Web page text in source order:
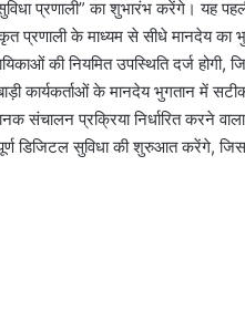
प्रणाली” का शुभारंभ करेंगे। यह
प्रणाली के माध्यम से सीधे मानदेय
की नियमित उपस्थिति दर्ज
कार्यकर्ताओं के मानदेय भुगतान में
संचालन प्रक्रिया निर्धारित करने
डिजिटल सुविधा की शुरुआत करेंगे,